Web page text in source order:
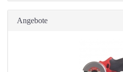
Angebote